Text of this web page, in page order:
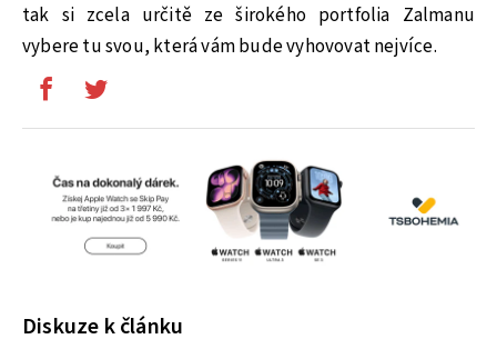
tak si zcela určitě ze širokého portfolia Zalmanu
vybere tu svou, která vám bude vyhovovat nejvíce.
Diskuze k článku